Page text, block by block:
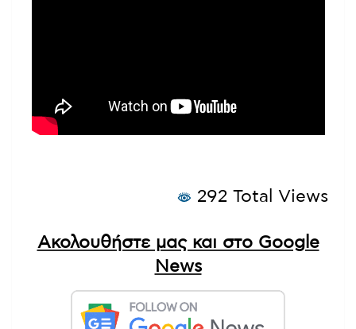
292 Total Views
Ακολουθήστε μας και στο Google
News